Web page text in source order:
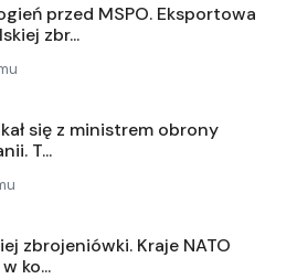
przed MSPO. Eksportowa
zbr...
się z ministrem obrony
T...
zbrojeniówki. Kraje NATO
ko...